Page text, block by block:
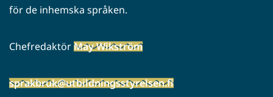
för de inhemska språken.
ChefredaktörMay Wikström
sprakbruk@utbildningsstyrelsen.fi